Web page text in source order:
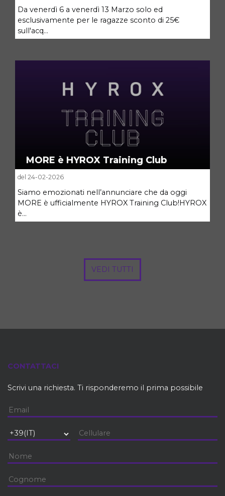
Da venerdì 6 a venerdì 13 Marzo solo ed
esclusivamente per le ragazze sconto di 25€
sull'acq...
MORE è HYROX Training Club
del 24-02-2026
Siamo emozionati nell’annunciare che da oggi
MORE è ufficialmente HYROX Training Club!HYROX
è...
VEDI TUTTI
CONTATTACI
Scrivi una richiesta. Ti risponderemo il prima possibile